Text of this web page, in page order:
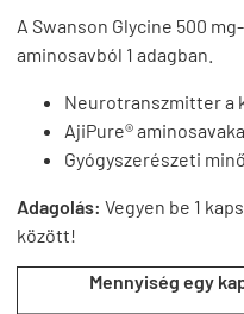
A Swanson Glycine 500
aminosavból 1 adagban.
Neurotranszmitter a
AjiPure®
Gyógyszerészeti
Adagolás: Vegyen be 1
között!
Mennyiség egy